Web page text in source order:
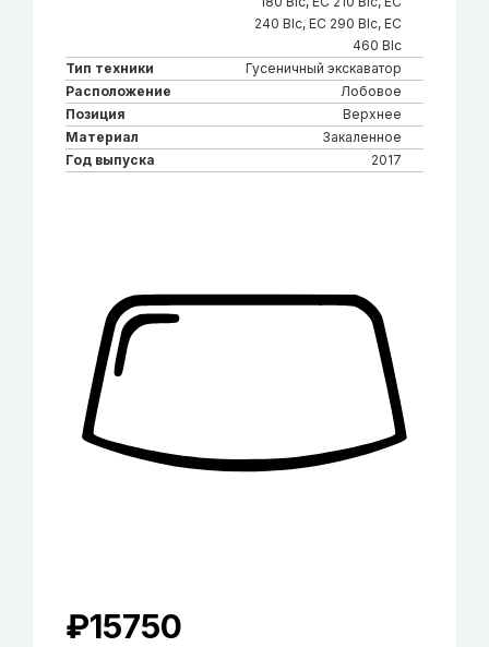
240 Blc, EC 290 Blc, EC
460 Blc
Тип техники
Гусеничный экскаватор
Расположение
Лобовое
Позиция
Верхнее
Материал
Закаленное
Год выпуска
2017
₽15750